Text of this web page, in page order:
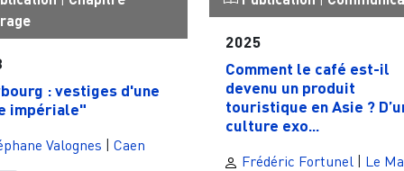
: vestiges d'une
impériale"
Valognes | Caen
2025
Comment le café est-il
devenu un produit
touristique en Asie ?
culture exo...
Frédéric Fortunel | Le